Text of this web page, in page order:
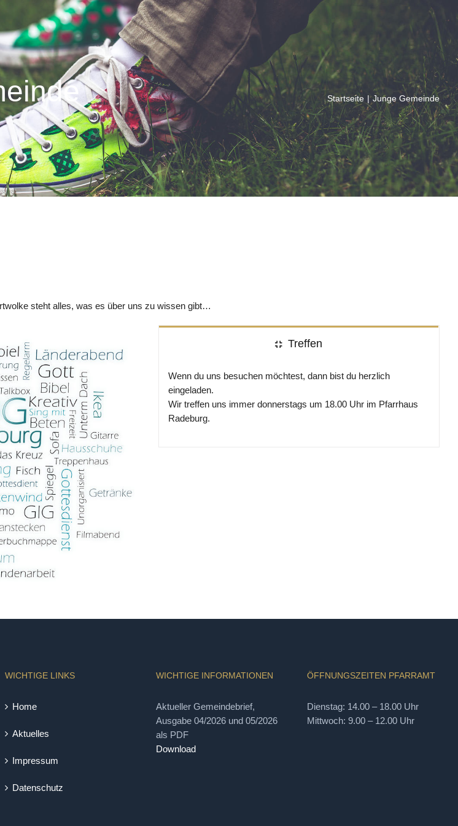
Startseite | Junge Gemeinde
steht alles, was es über uns zu wissen gibt…
Treffen
Wenn du uns besuchen möchtest, dann bist du herzlich
eingeladen.
Wir treffen uns immer donnerstags um 18.00 Uhr im Pfarrhaus
Radeburg.
WICHTIGE LINKS
Home
Aktuelles
Impressum
Datenschutz
WICHTIGE INFORMATIONEN
Aktueller Gemeindebrief,
Ausgabe 04/2026 und 05/2026
als PDF
Download
ÖFFNUNGSZEITEN PFARRAMT
Dienstag: 14.00 – 18.00 Uhr
Mittwoch: 9.00 – 12.00 Uhr